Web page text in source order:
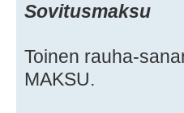
Sovitusmaksu
Toinen rauha-
MAKSU.